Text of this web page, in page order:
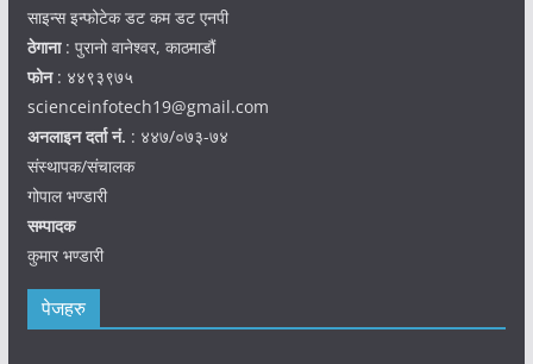
साइन्स इन्फोटेक डट कम डट एनपी
ठेगाना: पुरानो वानेश्वर, काठमाडौं
फोन: ४४९३९७५
scienceinfotech19@gmail.com
अनलाइन दर्ता नं. : ४४७/०७३-७४
संस्थापक/संचालक
गोपाल भण्डारी
सम्पादक
कुमार भण्डारी
पेजहरु